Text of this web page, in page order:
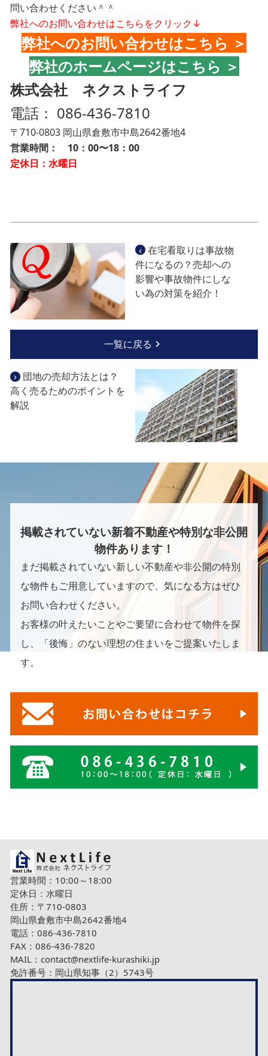
問い合わせください＾＾
弊社へのお問い合わせはこちらをクリック↓
弊社へのお問い合わせはこちら ＞
弊社のホームページはこちら ＞
株式会社 ネクストライフ
電話： 086-436-7810
〒710-0803 岡山県倉敷市中島2642番地4
営業時間： 10：00〜18：00
定休日：水曜日
‹ 在宅看取りは事故物
件になるの？売却への
影響や事故物件にしな
い為の対策を紹介！
一覧に戻る
› 団地の売却方法とは？
高く売るためのポイントを
解説
掲載されていない新着不動産や特別な非公開
物件あります！
まだ掲載されていない新しい不動産や非公開の特別
な物件もご用意していますので、気になる方はぜひ
お問い合わせください。
お客様の叶えたいことやご要望に合わせて物件を探
し、「後悔」のない理想の住まいをご提案いたしま
す。
営業時間：10:00～18:00
定休日：水曜日
住所：〒710-0803
岡山県倉敷市中島2642番地4
電話： 086-436-7810
FAX：086-436-7820
MAIL： contact@nextlife-kurashiki.jp
免許番号：岡山県知事（2）5743号